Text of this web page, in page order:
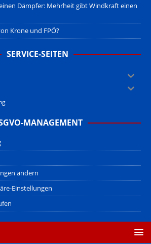
Dämpfer: Mehrheit gibt Windkraft einen
Krone und FPÖ?
SERVICE-SEITEN
MANAGEMENT
ändern
Einstellungen